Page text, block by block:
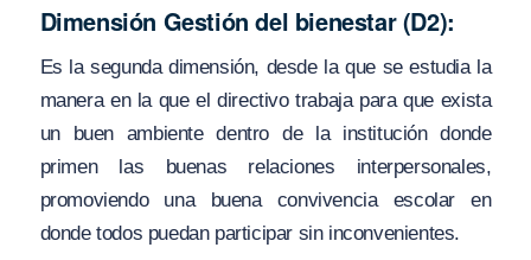
Dimensión Gestión del bienestar (D2):
Es la segunda dimensión, desde la que se estudia la
manera en la que el directivo trabaja para que exista
un buen ambiente dentro de la institución donde
primen las buenas relaciones interpersonales,
promoviendo una buena convivencia escolar en
donde todos puedan participar sin inconvenientes.